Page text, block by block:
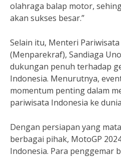
olahraga balap motor,
akan sukses besar.”
Selain itu, Menteri
(Menparekraf), Sandiaga
dukungan penuh terhadap
Indonesia. Menurutnya,
momentum penting dalam
pariwisata Indonesia ke
Dengan persiapan yang
berbagai pihak, MotoGP
Indonesia. Para penggemar